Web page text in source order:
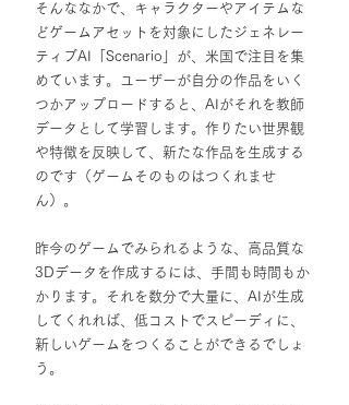
そんななかで、キャラクターやアイテムな
どゲームアセットを対象にしたジェネレー
ティブAI「Scenario」が、米国で注目を集
めています。ユーザーが自分の作品をいく
つかアップロードすると、AIがそれを教師
データとして学習します。作りたい世界観
や特徴を反映して、新たな作品を生成する
のです（ゲームそのものはつくれませ
ん）。
昨今のゲームでみられるような、高品質な
3Dデータを作成するには、手間も時間もか
かります。それを数分で大量に、AIが生成
してくれれば、低コストでスピーディに、
新しいゲームをつくることができるでしょ
う。